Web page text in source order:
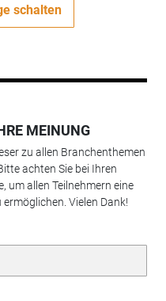
schalten
MEINUNG
zu allen Branchenthemen
achten Sie bei Ihren
um allen Teilnehmern eine
Vielen Dank!